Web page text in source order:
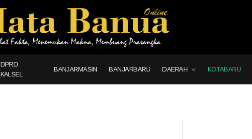
DPRD
KALSEL
BANJARMASIN BANJARBARU DAERAH KOTABARU